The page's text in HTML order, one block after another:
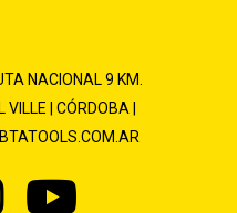
NACIONAL 9 KM.
| CÓRDOBA |